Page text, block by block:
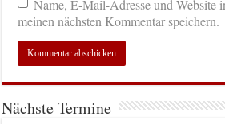
Name, E-Mail-Adresse und Website
meinen nächsten Kommentar speichern.
Nächste Termine